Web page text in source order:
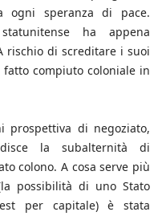
ogni speranza di pace.
ha appena
rischio di screditare i suoi
compiuto coloniale in
prospettiva di negoziato,
la subalternità di
colono. A cosa serve più
possibilità di uno Stato
per capitale) è stata